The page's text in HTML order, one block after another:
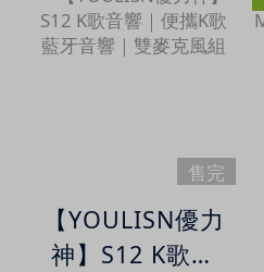
售完
【YOULISN優力
神】S12 K歌音